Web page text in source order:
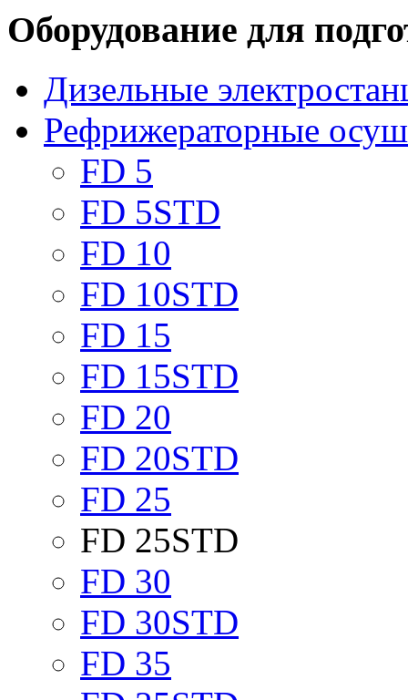
Оборудование для
Дизельные
Рефрижераторные
FD 5
FD 5STD
FD 10
FD 10STD
FD 15
FD 15STD
FD 20
FD 20STD
FD 25
FD 25STD
FD 30
FD 30STD
FD 35